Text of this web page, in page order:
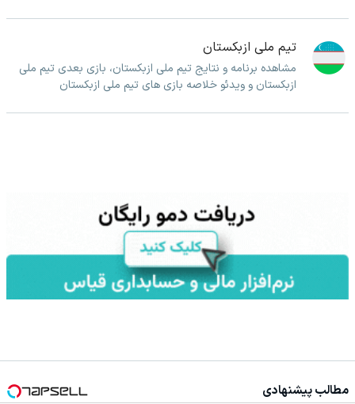
تیم ملی ازبکستان
مشاهده برنامه و نتایج تیم ملی ازبکستان، بازی بعدی تیم ملی
ازبکستان و ویدئو خلاصه بازی های تیم ملی ازبکستان
مطالب پیشنهادی